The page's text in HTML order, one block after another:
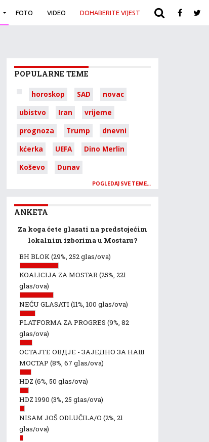
FOTO VIDEO DOHABERITE VIJEST ARHIVA
POPULARNE TEME
horoskop SAD
novac
ubistvo
Iran
vrijeme
prognoza
Trump
dnevni
kćerka
UEFA
Dino Merlin
Koševo
Dunav
POGLEDAJ SVE TEME…
ANKETA
Za koga ćete glasati na predstojećim
lokalnim izborima u Mostaru?
BH BLOK(29%, 252 glas/ova)
KOALICIJA ZA MOSTAR(25%, 221
glas/ova)
NEĆU GLASATI (11%, 100 glas/ova)
PLATFORMA ZA PROGRES (9%, 82
glas/ova)
ОСТАЈТЕ ОВДЈЕ - ЗАЈЕДНО ЗА НАШ
МОСТАР (8%, 67 glas/ova)
HDZ (6%, 50 glas/ova)
HDZ 1990 (3%, 25 glas/ova)
NISAM JOŠ ODLUČILA/O (2%, 21
glas/ova)